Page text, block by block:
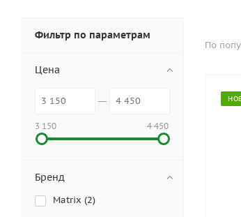
По
Фильтр по параметрам
Цена
3 150 4 450
Бренд
Matrix (2)